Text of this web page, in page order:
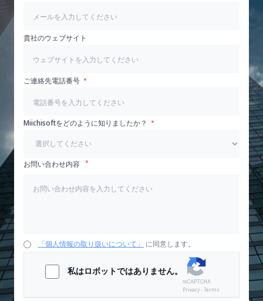
貴社のウェブサイト
ご連絡先電話番号
Miichisoftをどのように知りましたか？
お問い合わせ内容
「個人情報の取り扱いについて」 に同意します。
私はロボットではありません。
Privacy - Terms